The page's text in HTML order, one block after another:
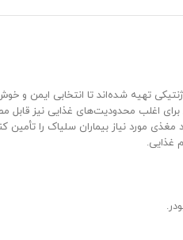
تهیه شده‌اند تا انتخابی ایمن
اغلب محدودیت‌های غذایی نیز
مورد نیاز بیماران سلیاک را
غذایی.